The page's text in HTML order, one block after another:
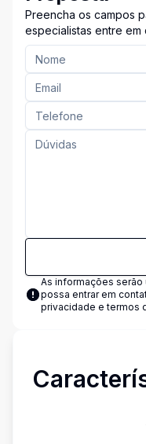
Preencha os campos
especialistas entre em
As informações serão
possa entrar em
privacidade e termos